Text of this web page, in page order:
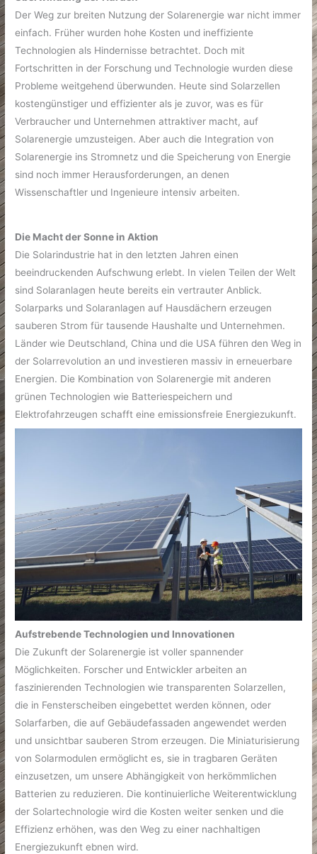
Der Weg zur breiten Nutzung der Solarenergie war nicht immer
einfach. Früher wurden hohe Kosten und ineffiziente
Technologien als Hindernisse betrachtet. Doch mit
Fortschritten in der Forschung und Technologie wurden diese
Probleme weitgehend überwunden. Heute sind Solarzellen
kostengünstiger und effizienter als je zuvor, was es für
Verbraucher und Unternehmen attraktiver macht, auf
Solarenergie umzusteigen. Aber auch die Integration von
Solarenergie ins Stromnetz und die Speicherung von Energie
sind noch immer Herausforderungen, an denen
Wissenschaftler und Ingenieure intensiv arbeiten.
Die Macht der Sonne in Aktion
Die Solarindustrie hat in den letzten Jahren einen
beeindruckenden Aufschwung erlebt. In vielen Teilen der Welt
sind Solaranlagen heute bereits ein vertrauter Anblick.
Solarparks und Solaranlagen auf Hausdächern erzeugen
sauberen Strom für tausende Haushalte und Unternehmen.
Länder wie Deutschland, China und die USA führen den Weg in
der Solarrevolution an und investieren massiv in erneuerbare
Energien. Die Kombination von Solarenergie mit anderen
grünen Technologien wie Batteriespeichern und
Elektrofahrzeugen schafft eine emissionsfreie Energiezukunft.
Aufstrebende Technologien und Innovationen
Die Zukunft der Solarenergie ist voller spannender
Möglichkeiten. Forscher und Entwickler arbeiten an
faszinierenden Technologien wie transparenten Solarzellen,
die in Fensterscheiben eingebettet werden können, oder
Solarfarben, die auf Gebäudefassaden angewendet werden
und unsichtbar sauberen Strom erzeugen. Die Miniaturisierung
von Solarmodulen ermöglicht es, sie in tragbaren Geräten
einzusetzen, um unsere Abhängigkeit von herkömmlichen
Batterien zu reduzieren. Die kontinuierliche Weiterentwicklung
der Solartechnologie wird die Kosten weiter senken und die
Effizienz erhöhen, was den Weg zu einer nachhaltigen
Energiezukunft ebnen wird.